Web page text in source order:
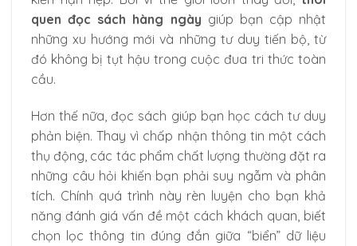
quen đọc sách hàng ngày giúp bạn cập nhật
những xu hướng mới và những tư duy tiến bộ, từ
đó không bị tụt hậu trong cuộc đua tri thức toàn
cầu.
Hơn thế nữa, đọc sách giúp bạn học cách tư duy
phản biện. Thay vì chấp nhận thông tin một cách
thụ động, các tác phẩm chất lượng thường đặt ra
những câu hỏi khiến bạn phải suy ngẫm và phân
tích. Chính quá trình này rèn luyện cho bạn khả
năng đánh giá vấn đề một cách khách quan, biết
chọn lọc thông tin đúng đắn giữa “biển” dữ liệu